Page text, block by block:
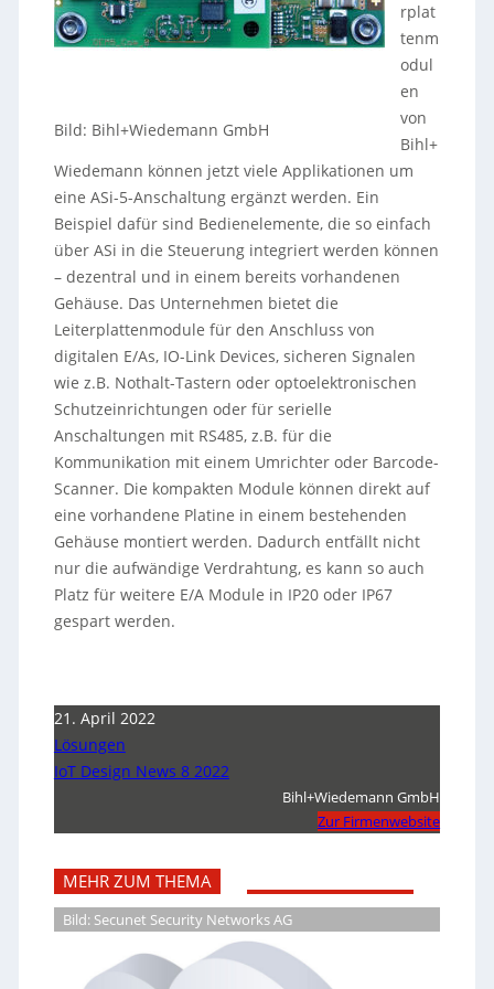
Bild: Bihl+Wiedemann GmbH
rplat
tenm
odul
en
von
Bihl+
Wiedemann können jetzt viele Applikationen um
eine ASi-5-Anschaltung ergänzt werden. Ein
Beispiel dafür sind Bedienelemente, die so einfach
über ASi in die Steuerung integriert werden können
– dezentral und in einem bereits vorhandenen
Gehäuse. Das Unternehmen bietet die
Leiterplattenmodule für den Anschluss von
digitalen E/As, IO-Link Devices, sicheren Signalen
wie z.B. Nothalt-Tastern oder optoelektronischen
Schutzeinrichtungen oder für serielle
Anschaltungen mit RS485, z.B. für die
Kommunikation mit einem Umrichter oder Barcode-
Scanner. Die kompakten Module können direkt auf
eine vorhandene Platine in einem bestehenden
Gehäuse montiert werden. Dadurch entfällt nicht
nur die aufwändige Verdrahtung, es kann so auch
Platz für weitere E/A Module in IP20 oder IP67
gespart werden.
21. April 2022
Lösungen
IoT Design News 8 2022
Bihl+Wiedemann GmbH
Zur Firmenwebsite
MEHR ZUM THEMA
Bild: Secunet Security Networks AG